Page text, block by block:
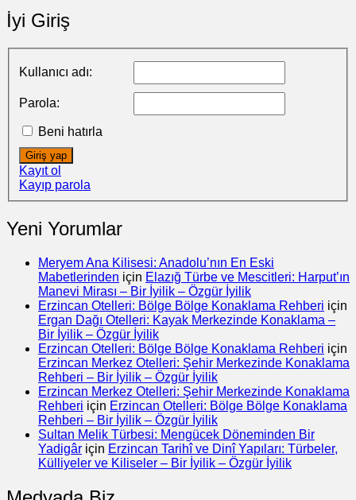
İyi Giriş
Kullanıcı adı:
Parola:
Beni hatırla
Giriş yap
Kayıt ol
Kayıp parola
Yeni Yorumlar
Meryem Ana Kilisesi: Anadolu’nın En Eski
Mabetlerinden için Elazığ Türbe ve Mescitleri: Harput’ın
Manevi Mirası – Bir İyilik – Özgür İyilik
Erzincan Otelleri: Bölge Bölge Konaklama Rehberi için
Ergan Dağı Otelleri: Kayak Merkezinde Konaklama –
Bir İyilik – Özgür İyilik
Erzincan Otelleri: Bölge Bölge Konaklama Rehberi için
Erzincan Merkez Otelleri: Şehir Merkezinde Konaklama
Rehberi – Bir İyilik – Özgür İyilik
Erzincan Merkez Otelleri: Şehir Merkezinde Konaklama
Rehberi için Erzincan Otelleri: Bölge Bölge Konaklama
Rehberi – Bir İyilik – Özgür İyilik
Sultan Melik Türbesi: Mengücek Döneminden Bir
Yadigâr için Erzincan Tarihî ve Dinî Yapıları: Türbeler,
Külliyeler ve Kiliseler – Bir İyilik – Özgür İyilik